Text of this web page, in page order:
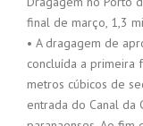
final de março, 1,3
• A dragagem de
concluída a primeira
metros cúbicos de
entrada do Canal da